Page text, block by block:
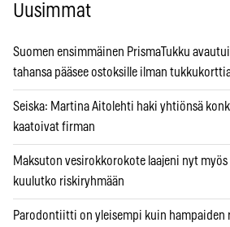
Uusimmat
Suomen ensimmäinen PrismaTukku
tahansa pääsee ostoksille ilman
Seiska: Martina Aitolehti haki yhtiönsä
kaatoivat firman
Maksuton vesirokkorokote laajeni nyt
kuulutko riskiryhmään
Parodontiitti on yleisempi kuin